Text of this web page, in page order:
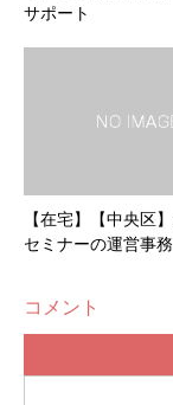
サポート
【在宅】【中央区
セミナーの運営事
コメント